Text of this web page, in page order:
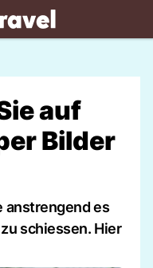
auf
Bilder
anstrengend es
schiessen. Hier